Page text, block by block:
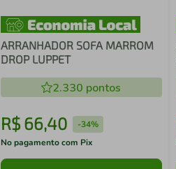
ARRANHADOR SOFA MARROM
DROP LUPPET
2.330 pontos
R$ 66,40 -34%
No pagamento com Pix